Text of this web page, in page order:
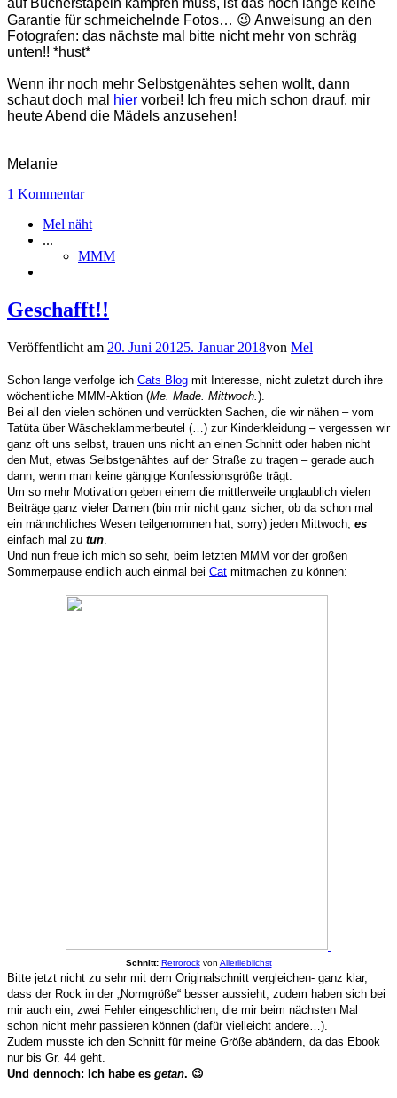
auf Bücherstapeln kämpfen muss, ist das noch lange keine
Garantie für schmeichelnde Fotos… 😉 Anweisung an den
Fotografen: das nächste mal bitte nicht mehr von schräg
unten!! *hust*
Wenn ihr noch mehr Selbstgenähtes sehen wollt, dann
schaut doch mal hier vorbei! Ich freu mich schon drauf, mir
heute Abend die Mädels anzusehen!
Melanie
1 Kommentar
Mel näht
...
MMM
Geschafft!!
Veröffentlicht am 20. Juni 20125. Januar 2018von Mel
Schon lange verfolge ich Cats Blog mit Interesse, nicht zuletzt durch ihre
wöchentliche MMM-Aktion (Me. Made. Mittwoch.).
Bei all den vielen schönen und verrückten Sachen, die wir nähen – vom
Tatüta über Wäscheklammerbeutel (…) zur Kinderkleidung – vergessen wir
ganz oft uns selbst, trauen uns nicht an einen Schnitt oder haben nicht
den Mut, etwas Selbstgenähtes auf der Straße zu tragen – gerade auch
dann, wenn man keine gängige Konfessionsgröße trägt.
Um so mehr Motivation geben einem die mittlerweile unglaublich vielen
Beiträge ganz vieler Damen (bin mir nicht ganz sicher, ob da schon mal
ein männchliches Wesen teilgenommen hat, sorry) jeden Mittwoch, es
einfach mal zu tun.
Und nun freue ich mich so sehr, beim letzten MMM vor der großen
Sommerpause endlich auch einmal bei Cat mitmachen zu können:
Schnitt: Retrorockvon Allerlieblichst
Bitte jetzt nicht zu sehr mit dem Originalschnitt vergleichen- ganz klar,
dass der Rock in der „Normgröße“ besser aussieht; zudem haben sich bei
mir auch ein, zwei Fehler eingeschlichen, die mir beim nächsten Mal
schon nicht mehr passieren können (dafür vielleicht andere…).
Zudem musste ich den Schnitt für meine Größe abändern, da das Ebook
nur bis Gr. 44 geht.
Und dennoch: Ich habe es getan. 😉